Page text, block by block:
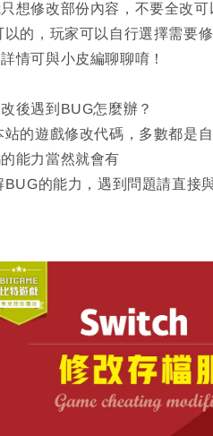
只想修改部份內容，不要全改可
的，玩家可以自行選擇需要
情可與小皮編聊聊唷！
改後遇到BUG怎麼辦？
的遊戲修改代碼，多數都是
能力當然就會有
的能力，遇到問題請直接與